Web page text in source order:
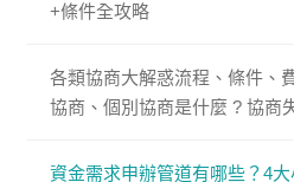
+條件全攻略
各類協商大解惑流程、條件、
協商、個別協商是什麼 ? 協商
資金需求申辦管道有哪些？4